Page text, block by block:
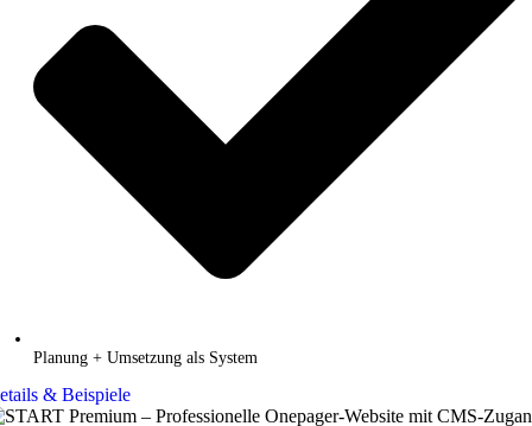
Planung + Umsetzung als System
& Beispiele